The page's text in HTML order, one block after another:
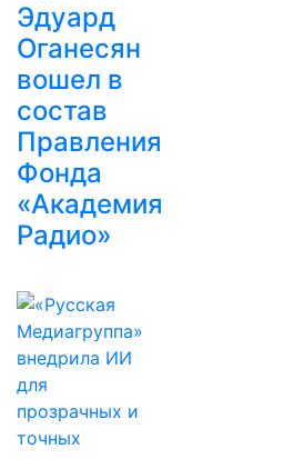
Эдуард
Оганесян
вошел в
состав
Правления
Фонда
«Академия
Радио»